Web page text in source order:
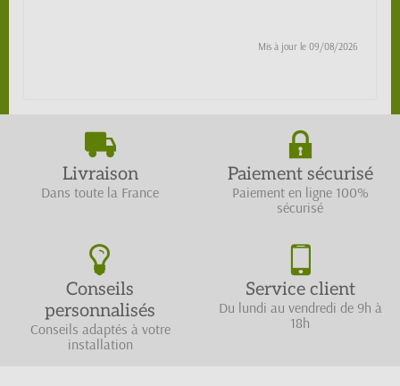
Mis à jour le 09/08/2026
Livraison
Dans toute la France
Paiement sécurisé
Paiement en ligne 100%
sécurisé
Conseils
personnalisés
Conseils adaptés à votre
installation
Service client
Du lundi au vendredi de 9h à
18h